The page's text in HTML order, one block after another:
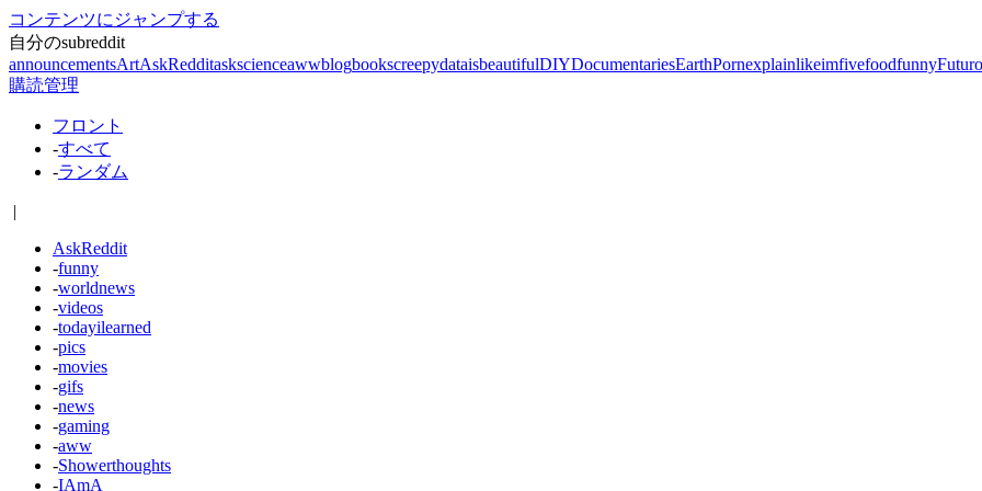
コンテンツにジャンプする
自分のsubreddit
announcementsArtAskRedditaskscienceawwblogbookscreepydataisbeautifulDIYDocumentariesEarthPornexplainlikeimfivefoodfunny
購読管理
フロント
-すべて
-ランダム
|
AskReddit
-funny
-worldnews
-videos
-todayilearned
-pics
-movies
-gifs
-news
-gaming
-aww
-Showerthoughts
-IAmA